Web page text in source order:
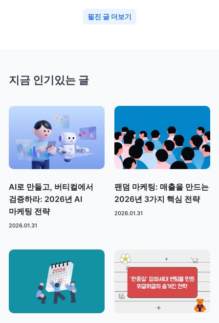
필진 글 더보기
지금 인기있는 글
AI로 만들고, 버티컬에서
검증하라: 2026년 AI
마케팅 전략
2026.01.31
팬덤 마케팅: 매출을 만드는
2026년 3가지 핵심 전략
2026.01.31